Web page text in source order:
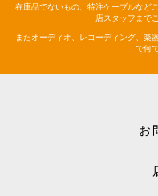
在庫品でないもの、特注ケーブルなど
店スタッフまで
またオーディオ、レコーディング、楽
で何
お